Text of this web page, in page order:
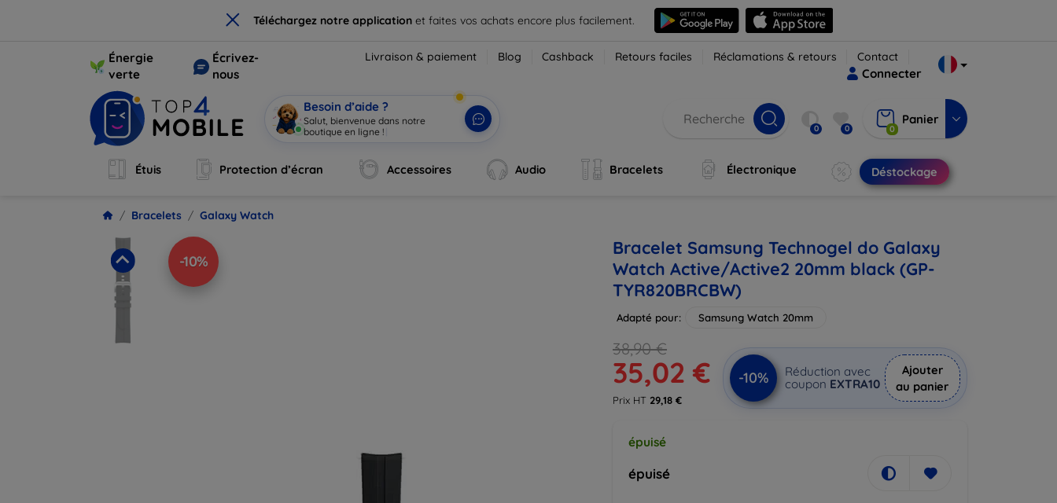
× Téléchargez notre application et faites vos achats encore plus facilement.
Énergie
verte
Écrivez-
nous
Livraison & paiement Blog Cashback Retours faciles Réclamations & retours Contact
Connecter
Besoin d’aide ?
Salut, bienvenue dans notre
boutique en ligne !
0 0 0
Panier
Étuis Protection d’écran Accessoires Audio Bracelets Électronique Déstockage
Bracelets Galaxy Watch
-10%
Bracelet Samsung Technogel do Galaxy
Watch Active/Active2 20mm black (GP-
TYR820BRCBW)
Adapté pour: Samsung Watch 20mm
38,90 €
35,02 €
Prix HT 29,18 €
-10%
Réduction avec
coupon EXTRA10
Ajouter
au panier
épuisé
épuisé